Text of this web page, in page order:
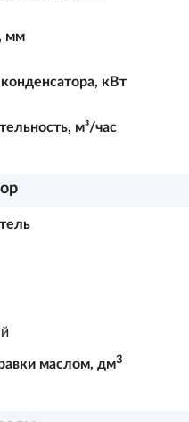
мм
кВт
м³/час
маслом, дм3